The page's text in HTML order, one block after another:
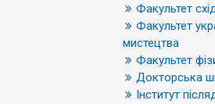
Факультет
Факультет
мистецтва
Факультет
Докторська
Інститут